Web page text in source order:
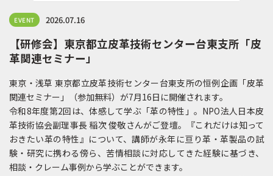
EVENT 2026.07.16
【研修会】東京都立皮革技術センター台東支所「皮
革関連セミナー」
東京・浅草 東京都立皮革技術センター台東支所の恒例企画「皮革
関連セミナー」（参加無料）が7月16日に開催されます。
令和8年度第2回は、体感して学ぶ「革の特性」。NPO法人日本皮
革技術協会副理事長 稲次 俊敬さんがご登壇。『これだけは知って
おきたい革の特性』について、講師が永年に亘り革・革製品の試
験・研究に携わる傍ら、苦情相談に対応してきた経験に基づき、
相談・クレーム事例から学ぶことができます。